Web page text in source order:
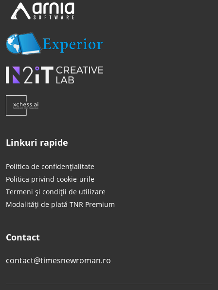
Linkuri rapide
Politica de confidențialitate
Politica privind cookie-urile
Termeni și condiții de utilizare
Modalități de plată TNR Premium
Contact
contact@timesnewroman.ro